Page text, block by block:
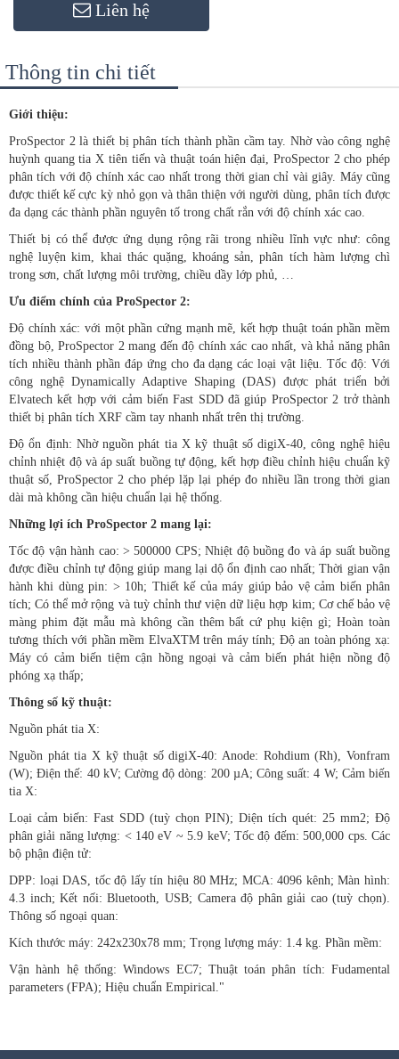
Liên hệ
Thông tin chi tiết
Giới thiệu:
ProSpector 2 là thiết bị phân tích thành phần cầm tay. Nhờ vào công nghệ
huỳnh quang tia X tiên tiến và thuật toán hiện đại, ProSpector 2 cho phép
phân tích với độ chính xác cao nhất trong thời gian chỉ vài giây. Máy cũng
được thiết kế cực kỳ nhỏ gọn và thân thiện với người dùng, phân tích được
đa dạng các thành phần nguyên tố trong chất rắn với độ chính xác cao.
Thiết bị có thể được ứng dụng rộng rãi trong nhiều lĩnh vực như: công
nghệ luyện kim, khai thác quặng, khoáng sản, phân tích hàm lượng chì
trong sơn, chất lượng môi trường, chiều dầy lớp phủ, …
Ưu điểm chính của ProSpector 2:
Độ chính xác: với một phần cứng mạnh mẽ, kết hợp thuật toán phần mềm
đồng bộ, ProSpector 2 mang đến độ chính xác cao nhất, và khả năng phân
tích nhiều thành phần đáp ứng cho đa dạng các loại vật liệu. Tốc độ: Với
công nghệ Dynamically Adaptive Shaping (DAS) được phát triển bởi
Elvatech kết hợp với cảm biến Fast SDD đã giúp ProSpector 2 trở thành
thiết bị phân tích XRF cầm tay nhanh nhất trên thị trường.
Độ ổn định: Nhờ nguồn phát tia X kỹ thuật số digiX-40, công nghệ hiệu
chỉnh nhiệt độ và áp suất buồng tự động, kết hợp điều chỉnh hiệu chuẩn kỹ
thuật số, ProSpector 2 cho phép lặp lại phép đo nhiều lần trong thời gian
dài mà không cần hiệu chuẩn lại hệ thống.
Những lợi ích ProSpector 2 mang lại:
Tốc độ vận hành cao: > 500000 CPS; Nhiệt độ buồng đo và áp suất buồng
được điều chỉnh tự động giúp mang lại dộ ổn định cao nhất; Thời gian vận
hành khi dùng pin: > 10h; Thiết kế của máy giúp bảo vệ cảm biến phân
tích; Có thể mở rộng và tuỳ chỉnh thư viện dữ liệu hợp kim; Cơ chế bảo vệ
màng phim đặt mẫu mà không cần thêm bất cứ phụ kiện gì; Hoàn toàn
tương thích với phần mềm ElvaXTM trên máy tính; Độ an toàn phóng xạ:
Máy có cảm biến tiệm cận hồng ngoại và cảm biến phát hiện nồng độ
phóng xạ thấp;
Thông số kỹ thuật:
Nguồn phát tia X:
Nguồn phát tia X kỹ thuật số digiX-40: Anode: Rohdium (Rh), Vonfram
(W); Điện thế: 40 kV; Cường độ dòng: 200 µA; Công suất: 4 W; Cảm biến
tia X:
Loại cảm biến: Fast SDD (tuỳ chọn PIN); Diện tích quét: 25 mm2; Độ
phân giải năng lượng: < 140 eV ~ 5.9 keV; Tốc độ đếm: 500,000 cps. Các
bộ phận điện tử:
DPP: loại DAS, tốc độ lấy tín hiệu 80 MHz; MCA: 4096 kênh; Màn hình:
4.3 inch; Kết nối: Bluetooth, USB; Camera độ phân giải cao (tuỳ chọn).
Thông số ngoại quan:
Kích thước máy: 242x230x78 mm; Trọng lượng máy: 1.4 kg. Phần mềm:
Vận hành hệ thống: Windows EC7; Thuật toán phân tích: Fudamental
parameters (FPA); Hiệu chuẩn Empirical."